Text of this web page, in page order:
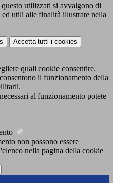
utilizzati si avvalgono di
utili alle finalità illustrate nella
Accetta tutti i cookies
quali cookie consentire.
il funzionamento della
al funzionamento potete
non possono essere
nella pagina della cookie